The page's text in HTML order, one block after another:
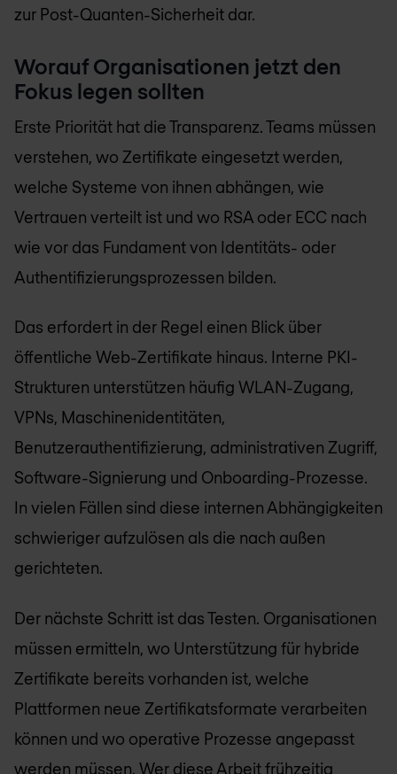
zur Post-Quanten-Sicherheit dar.
Worauf Organisationen jetzt den
Fokus legen sollten
Erste Priorität hat die Transparenz. Teams müssen
verstehen, wo Zertifikate eingesetzt werden,
welche Systeme von ihnen abhängen, wie
Vertrauen verteilt ist und wo RSA oder ECC nach
wie vor das Fundament von Identitäts- oder
Authentifizierungsprozessen bilden.
Das erfordert in der Regel einen Blick über
öffentliche Web-Zertifikate hinaus. Interne PKI-
Strukturen unterstützen häufig WLAN-Zugang,
VPNs, Maschinenidentitäten,
Benutzerauthentifizierung, administrativen Zugriff,
Software-Signierung und Onboarding-Prozesse.
In vielen Fällen sind diese internen Abhängigkeiten
schwieriger aufzulösen als die nach außen
gerichteten.
Der nächste Schritt ist das Testen. Organisationen
müssen ermitteln, wo Unterstützung für hybride
Zertifikate bereits vorhanden ist, welche
Plattformen neue Zertifikatsformate verarbeiten
können und wo operative Prozesse angepasst
werden müssen. Wer diese Arbeit frühzeitig